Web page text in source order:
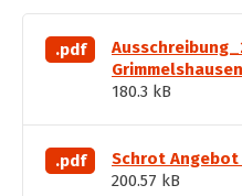
.pdf
180.3 kB
.pdf
Schrot Angebot
200.57 kB